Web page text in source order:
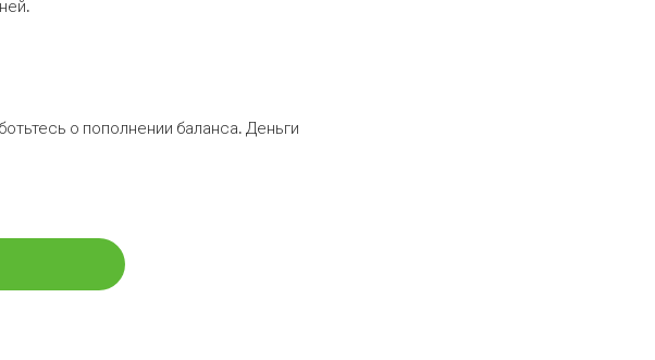
о пополнении баланса. Деньги